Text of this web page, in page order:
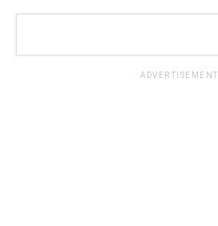
ADVERTISEMENT